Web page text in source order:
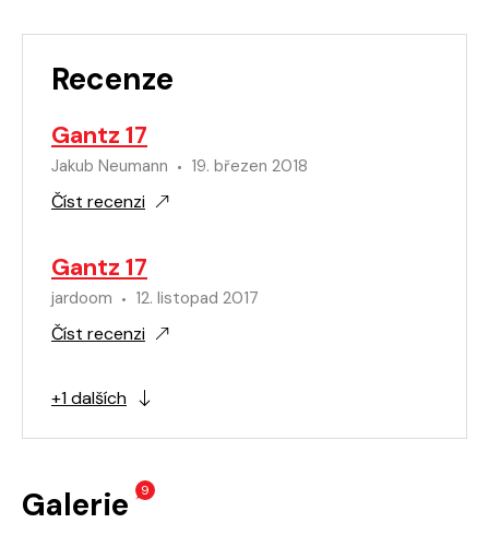
Recenze
Gantz 17
Jakub Neumann 19. březen 2018
Číst recenzi
Gantz 17
jardoom 12. listopad 2017
Číst recenzi
+1 dalších
Galerie 9